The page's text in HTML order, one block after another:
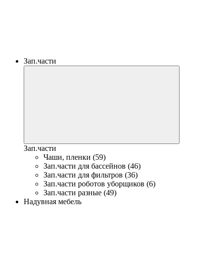
Зап.части
Зап.части
Чаши, пленки (59)
Зап.части для бассейнов (46)
Зап.части для фильтров (36)
Зап.части роботов уборщиков (6)
Зап.части разные (49)
Надувная мебель